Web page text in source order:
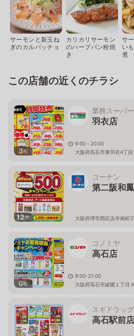
サーモンと新玉ね
ぎのカルパッチョ
カリカリサーモン
のハーブパン粉焼
き
サ
い
煮
この店舗の近くのチラシ
3枚
業務スーパー
羽衣店
9:00～20:00
大阪府高石市東羽衣4丁
12枚
コーナン
第二阪和
大阪府堺市西区浜寺南町3
6枚
コノミヤ
高石店
9:00-21:00
大阪府高石市綾園１丁目
スギドラッグ
高石駅前店